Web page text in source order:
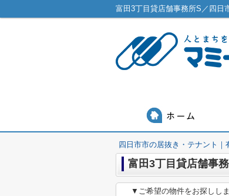
富田3丁目貸店舗事務所S／四日
四日市市の居抜き・テナント｜
富田3丁目貸店舗事
▼ご希望の物件をお探しし